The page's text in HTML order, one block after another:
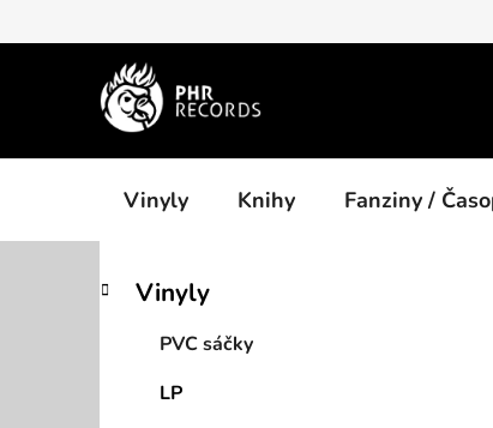
na
Vinyly Knihy Fanziny /
PPřeskočit
kategorie
K
a
Vinyly
PVC sáčky
LP